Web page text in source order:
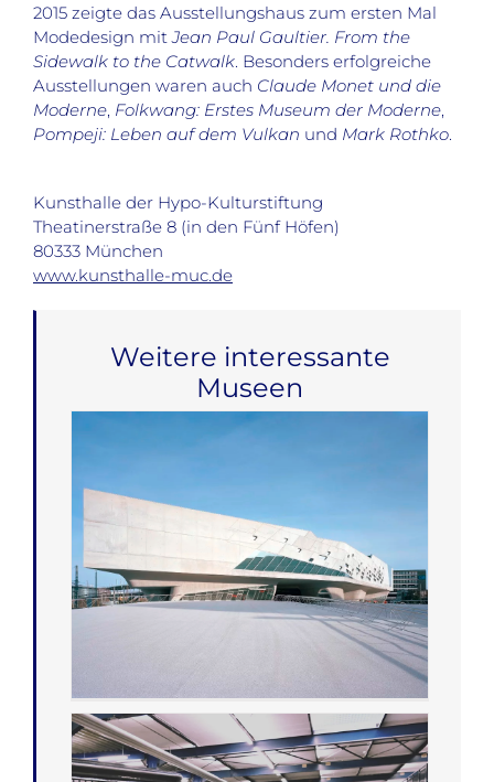
2015 zeigte das Ausstellungshaus zum ersten Mal
Modedesign mitJean Paul Gaultier. From the
Sidewalk to the Catwalk. Besonders erfolgreiche
Ausstellungen waren auch Claude Monet und die
Moderne, Folkwang: Erstes Museum der Moderne,
Pompeji: Leben auf dem Vulkan und Mark Rothko.
Kunsthalle der Hypo-Kulturstiftung
Theatinerstraße 8 (in den Fünf Höfen)
80333 München
www.kunsthalle-muc.de
Weitere interessante
Museen